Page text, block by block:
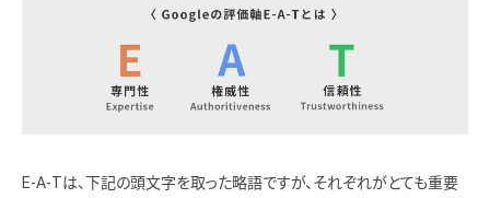
E-A-Tは、下記の頭文字を取った略語ですが、それぞれがとても重要